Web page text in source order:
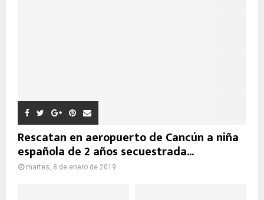
Rescatan en aeropuerto de Cancún a niña
española de 2 años secuestrada...
martes, 8 de enero de 2019